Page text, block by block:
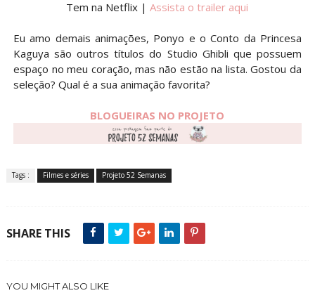
Tem na Netflix |Assista o trailer aqui
Eu amo demais animações, Ponyo e o Conto da Princesa
Kaguya são outros títulos do Studio Ghibli que possuem
espaço no meu coração, mas não estão na lista. Gostou da
seleção? Qual é a sua animação favorita?
BLOGUEIRAS NO PROJETO
Tags : Filmes e séries Projeto 52 Semanas
SHARE THIS
YOU MIGHT ALSO LIKE